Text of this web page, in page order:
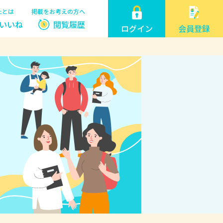
とは 掲載をお考えの方へ
いね 閲覧履歴 ログイン 会員登録